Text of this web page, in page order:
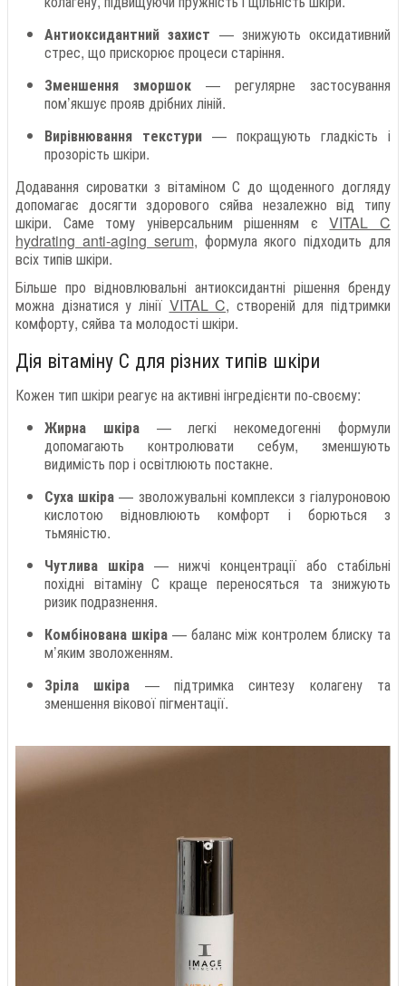
Антиоксидантний захист — знижують оксидативний
стрес, що прискорює процеси старіння.
Зменшення зморшок — регулярне застосування
пом’якшує прояв дрібних ліній.
Вирівнювання текстури — покращують гладкість і
прозорість шкіри.
Додавання сироватки з вітаміном С до щоденного догляду
допомагає досягти здорового сяйва незалежно від типу
шкіри. Саме тому універсальним рішенням єVITAL C
hydrating anti-aging serum, формула якого підходить для
всіх типів шкіри.
Більше про відновлювальні антиоксидантні рішення бренду
можна дізнатися у лінії VITAL C, створеній для підтримки
комфорту, сяйва та молодості шкіри.
Дія вітаміну С для різних типів шкіри
Кожен тип шкіри реагує на активні інгредієнти по-своєму:
Жирна шкіра— легкі некомедогенні формули
допомагають контролювати себум, зменшують
видимість пор і освітлюють постакне.
Суха шкіра — зволожувальні комплекси з гіалуроновою
кислотою відновлюють комфорт і борються з
тьмяністю.
Чутлива шкіра — нижчі концентрації або стабільні
похідні вітаміну С краще переносяться та знижують
ризик подразнення.
Комбінована шкіра— баланс між контролем блиску та
м’яким зволоженням.
Зріла шкіра — підтримка синтезу колагену та
зменшення вікової пігментації.